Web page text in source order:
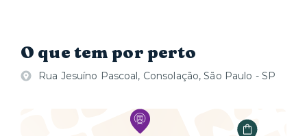
O que tem por perto
Rua Jesuíno Pascoal, Consolação, São Paulo - SP